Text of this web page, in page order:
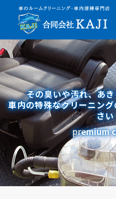
その臭いや汚れ、あ
車内の特殊なクリーニン
さ
premium